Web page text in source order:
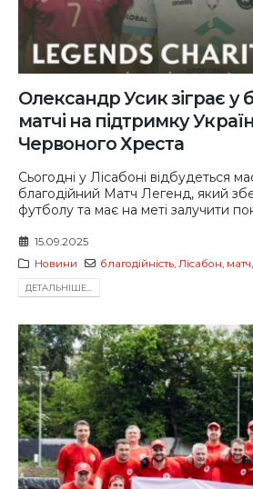
Олександр Усик зіграє у
матчі на підтримку
Червоного Хреста
Сьогодні у Лісабоні відбудеться
благодійний Матч Легенд, який
футболу та має на меті залучити
15.09.2025
Новини
благодійність,Лісабон, матч
ДЕТАЛЬНIШЕ...